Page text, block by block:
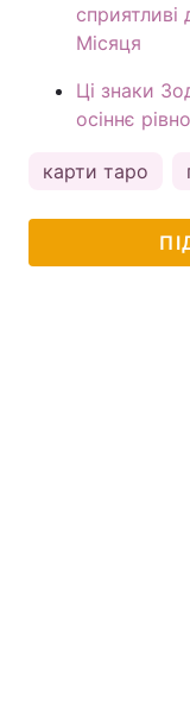
сприятливі
Місяця
Ці знаки
осіннє
карти таро